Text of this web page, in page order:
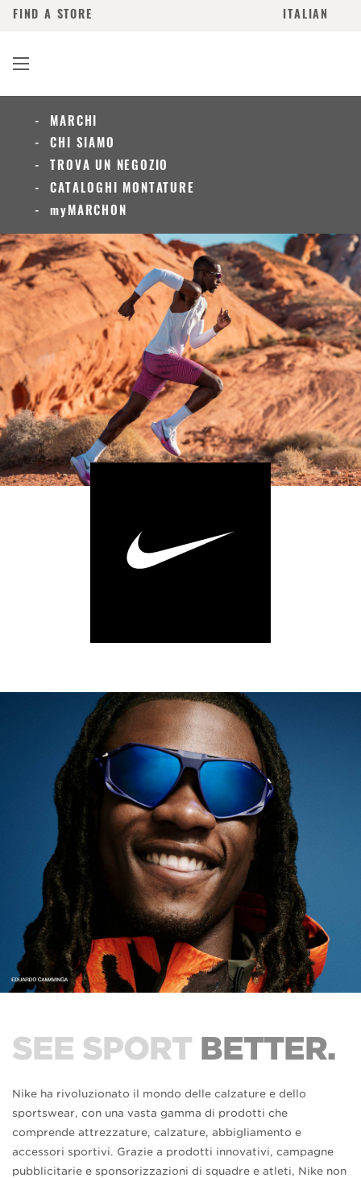
ITALIAN
FIND A STORE
MARCHI
CHI SIAMO
TROVA UN NEGOZIO
CATALOGHI MONTATURE
myMARCHON
SEE SPORT BETTER.
Nike ha rivoluzionato il mondo delle calzature e dello
sportswear, con una vasta gamma di prodotti che
comprende attrezzature, calzature, abbigliamento e
accessori sportivi. Grazie a prodotti innovativi, campagne
pubblicitarie e sponsorizzazioni di squadre e atleti, Nike non